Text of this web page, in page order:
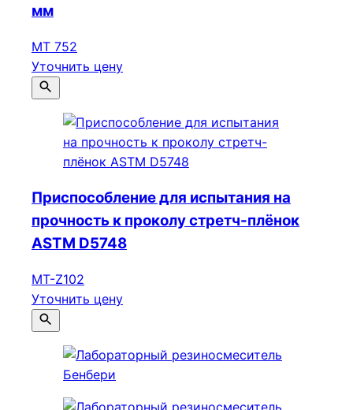
мм
МТ 752
Уточнить цену
Приспособление для испытания на
прочность к проколу стретч-плёнок
ASTM D5748
МТ-Z102
Уточнить цену